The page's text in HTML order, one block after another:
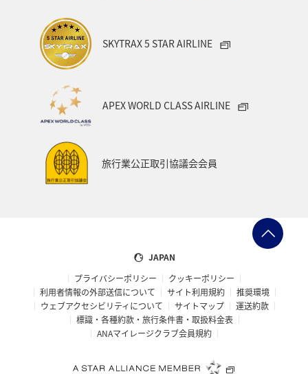
SKYTRAX 5 STAR AIRLINE
APEX WORLD CLASS AIRLINE
旅行業公正取引協議会会員
JAPAN
プライバシーポリシー
クッキーポリシー
利用者情報の外部送信について
サイト利用規約
推奨環境
ウェブアクセシビリティについて
サイトマップ
運送約款
標識・各種約款・旅行条件書・取扱料金表
ANAマイレージクラブ会員規約